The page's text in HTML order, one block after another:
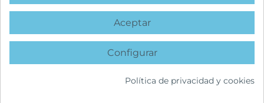
favorite
Aceptar
Configurar
Política de privacidad y cookies